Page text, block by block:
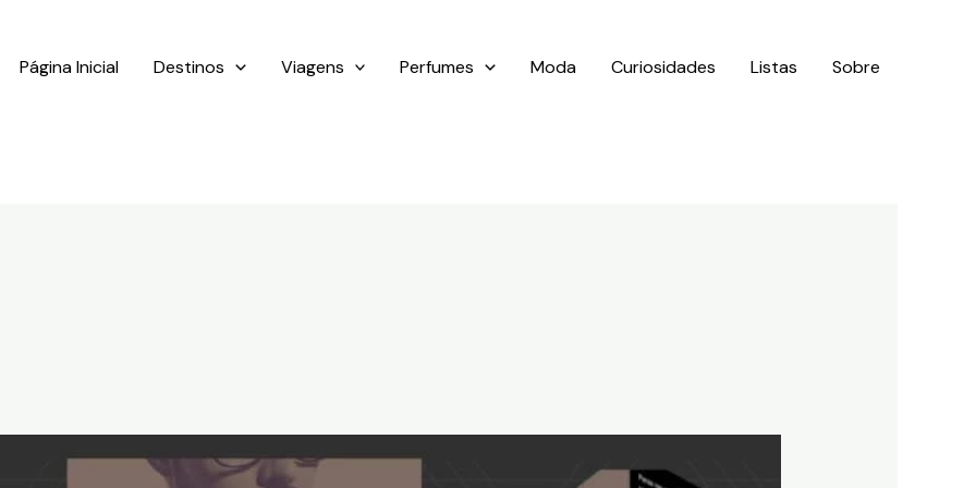
Página Inicial Destinos Viagens Perfumes Moda Curiosidades Listas Sobre